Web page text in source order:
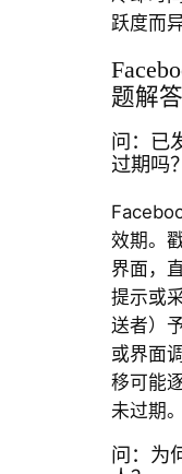
跃度而异
题解答
问：已
过期吗？
效期。
界面，
提示或
送者）
或界面
移可能
未过期。
问：为